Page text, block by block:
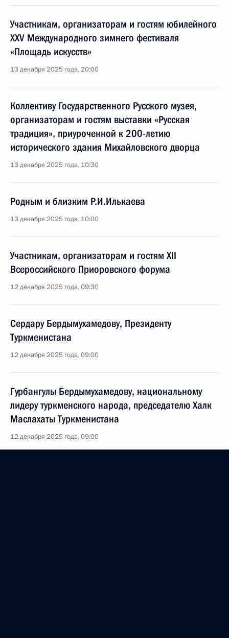
Участникам, организаторам и гостям юбилейного
XXV Международного зимнего фестиваля
«Площадь искусств»
13 декабря 2025 года, 20:00
Коллективу Государственного Русского музея,
организаторам и гостям выставки «Русская
традиция», приуроченной к 200-летию
исторического здания Михайловского дворца
13 декабря 2025 года, 10:30
Родным и близким Р.И.Илькаева
13 декабря 2025 года, 10:00
Участникам, организаторам и гостям XII
Всероссийского Приоровского форума
12 декабря 2025 года, 09:30
Сердару Бердымухамедову, Президенту
Туркменистана
12 декабря 2025 года, 09:00
Гурбангулы Бердымухамедову, национальному
лидеру туркменского народа, председателю Халк
Маслахаты Туркменистана
12 декабря 2025 года, 09:00